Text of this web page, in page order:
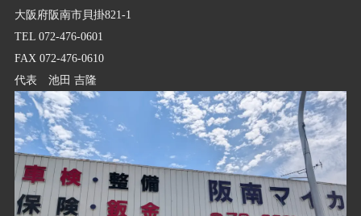
大阪府阪南市貝掛821-1
TEL 072-476-0601
FAX 072-476-0610
代表 池田 吉隆